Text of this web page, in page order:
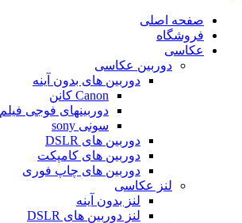
صفحه اصلی
فروشگاه
عکاسی
دوربین عکاسی
دوربین های بدون آینه
Canon کانن
دوربینهای فوجی فیلم
سونی sony
دوربین های DSLR
دوربین های کامپکت
دوربین های چاپ فوری
لنز عکاسی
لنز بدون آینه
لنز دوربین های DSLR